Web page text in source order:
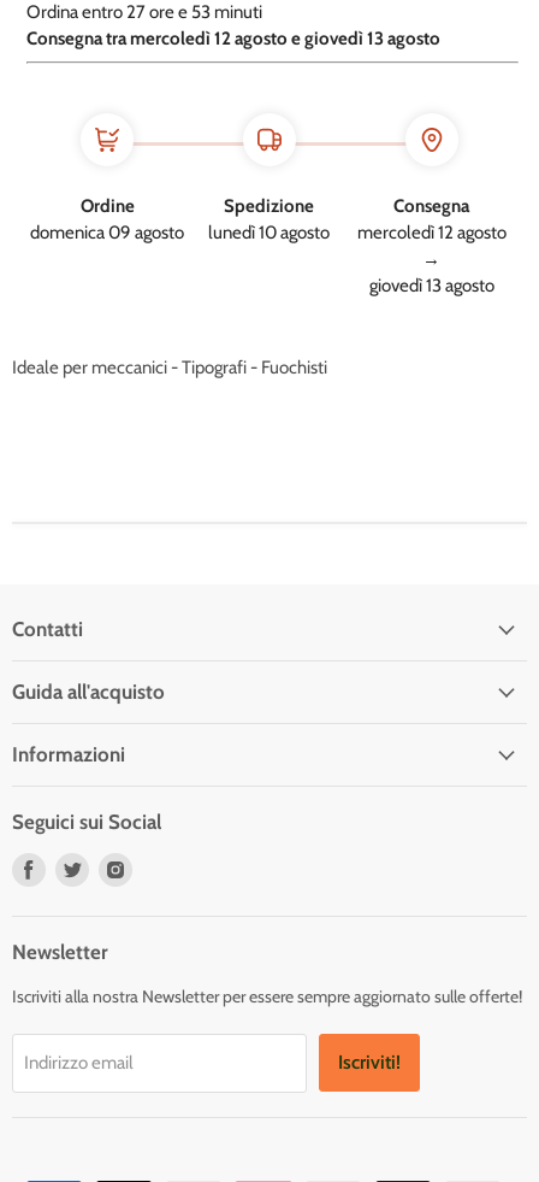
Ordina entro 27 ore e 53 minuti
​Consegna tra mercoledì 12 agosto e giovedì 13 agosto
Ordine
domenica 09 agosto
Spedizione
lunedì 10 agosto
Consegna
mercoledì 12 agosto
→
giovedì 13 agosto
Ideale per meccanici - Tipografi - Fuochisti
Contatti
Guida all'acquisto
Informazioni
Seguici sui Social
Trovaci
Trovaci
Newsletter
Iscriviti alla nostra Newsletter per essere sempre aggiornato sulle offerte!
Indirizzo email Iscriviti!